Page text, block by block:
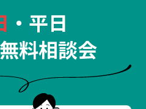
・平日
料相談会